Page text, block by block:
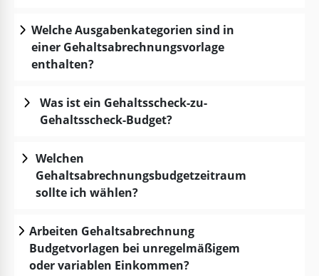
Welche Ausgabenkategorien sind in
einer Gehaltsabrechnungsvorlage
enthalten?
Was ist ein Gehaltsscheck-zu-
Gehaltsscheck-Budget?
Welchen
Gehaltsabrechnungsbudgetzeitraum
sollte ich wählen?
Arbeiten Gehaltsabrechnung
Budgetvorlagen bei unregelmäßigem
oder variablen Einkommen?